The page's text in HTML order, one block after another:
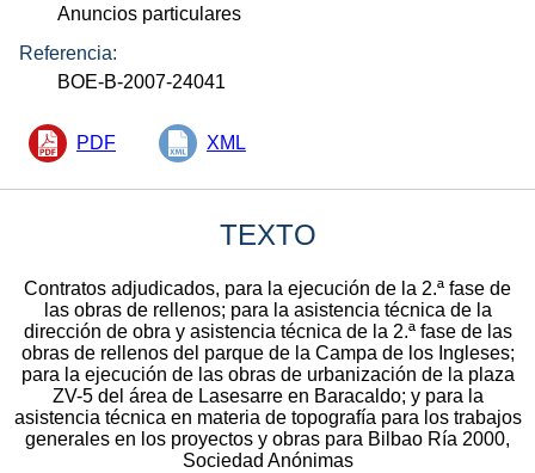
Anuncios particulares
Referencia:
BOE-B-2007-24041
PDF XML
TEXTO
Contratos adjudicados, para la ejecución de la 2.ª fase de
las obras de rellenos; para la asistencia técnica de la
dirección de obra y asistencia técnica de la 2.ª fase de las
obras de rellenos del parque de la Campa de los Ingleses;
para la ejecución de las obras de urbanización de la plaza
ZV-5 del área de Lasesarre en Baracaldo; y para la
asistencia técnica en materia de topografía para los trabajos
generales en los proyectos y obras para Bilbao Ría 2000,
Sociedad Anónimas